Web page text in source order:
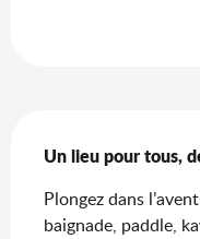
Un lieu pour tous,
Plongez dans
baignade, paddle,